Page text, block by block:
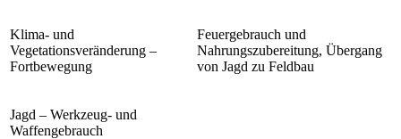
Klima- und
Vegetationsveränderung –
Fortbewegung
Feuergebrauch und
Nahrungszubereitung, Übergang
von Jagd zu Feldbau
Jagd – Werkzeug- und
Waffengebrauch